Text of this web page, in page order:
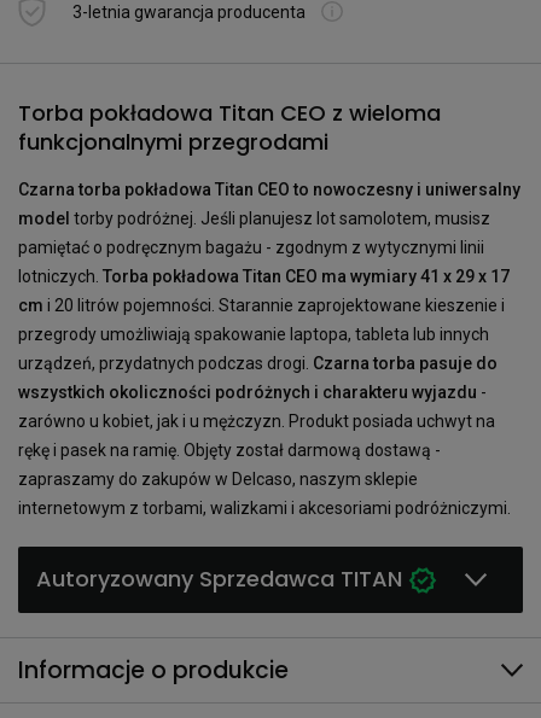
3-letnia gwarancja producenta
Torba pokładowa Titan CEO z wieloma
funkcjonalnymi przegrodami
Czarna torba pokładowa Titan CEO to nowoczesny i uniwersalny
model torby podróżnej. Jeśli planujesz lot samolotem, musisz
pamiętać o podręcznym bagażu - zgodnym z wytycznymi linii
lotniczych. Torba pokładowa Titan CEO ma wymiary 41 x 29 x 17
cm i 20 litrów pojemności. Starannie zaprojektowane kieszenie i
przegrody umożliwiają spakowanie laptopa, tableta lub innych
urządzeń, przydatnych podczas drogi. Czarna torba pasuje do
wszystkich okoliczności podróżnych i charakteru wyjazdu -
zarówno u kobiet, jak i u mężczyzn. Produkt posiada uchwyt na
rękę i pasek na ramię. Objęty został darmową dostawą -
zapraszamy do zakupów w Delcaso, naszym sklepie
internetowym z torbami, walizkami i akcesoriami podróżniczymi.
Autoryzowany Sprzedawca TITAN
Informacje o produkcie